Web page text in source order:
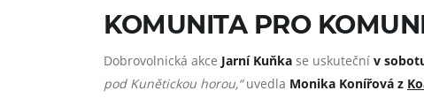
KOMUNITA PRO
Dobrovolnická akce Jarní Kuňka se uskuteční v
pod Kunětickou horou,“uvedla Monika Konířová z